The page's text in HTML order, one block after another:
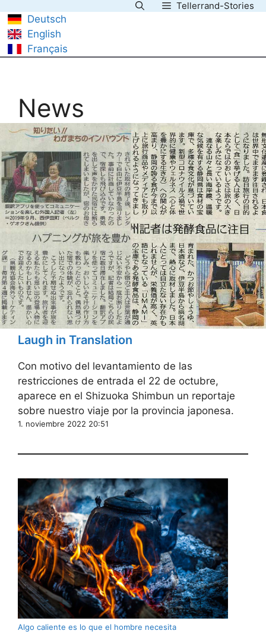
contenido
Tellerrand-Stories
Deutsch
English
Français
News
Laugh in Translation
Con motivo del levantamiento de las
restricciones de entrada el 22 de octubre,
aparece en el Shizuoka Shimbun un reportaje
sobre nuestro viaje por la provincia japonesa.
1. noviembre 2022 20:51
Algo caliente es lo que el hombre necesita